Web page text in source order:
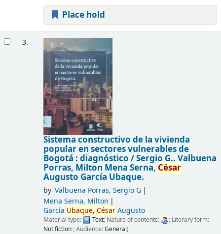
Place hold
3.
Sistema constructivo de la vivienda
popular en sectores vulnerables de
Bogotá : diagnóstico /Sergio G.. Valbuena
Porras, Milton Mena Serna, César
Augusto García Ubaque.
by Valbuena Porras, Sergio G
Mena Serna, Milton
García Ubaque, CésarAugusto
Material type: Text; Nature of contents:
; Literary form:
Not fiction; Audience:General;